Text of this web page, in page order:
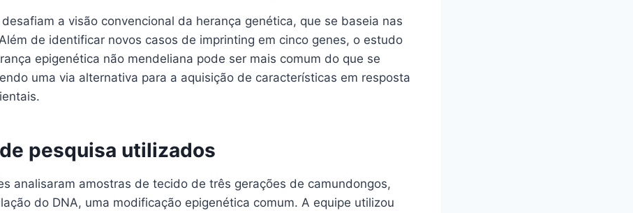
a visão convencional da herança genética, que se baseia nas
de identificar novos casos de imprinting em cinco genes, o estudo
epigenética não mendeliana pode ser mais comum do que se
uma via alternativa para a aquisição de características em resposta
pesquisa utilizados
analisaram amostras de tecido de três gerações de camundongos,
do DNA, uma modificação epigenética comum. A equipe utilizou